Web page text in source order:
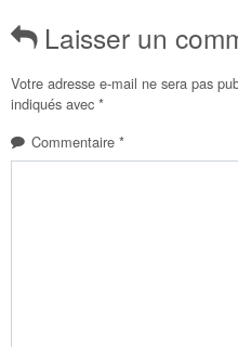
Laisser un
Votre adresse e-mail ne sera pas
indiqués avec *
Commentaire *